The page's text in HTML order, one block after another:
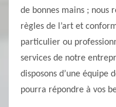
de bonnes mains ; nous
règles de l’art et
particulier ou
services de notre
disposons d’une équipe
pourra répondre à vos